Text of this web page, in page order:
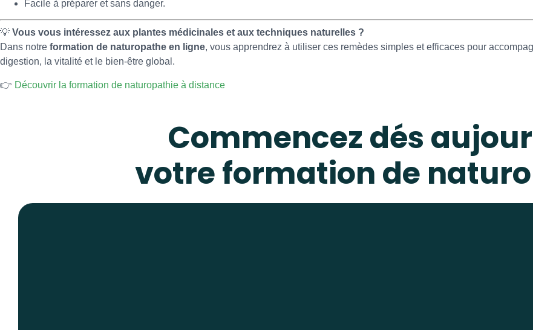
Facile à préparer et sans danger.
💡 Vous vous intéressez aux plantes médicinales et aux techniques naturelles ?
Dans notre formation de naturopathe en ligne, vous apprendrez à utiliser ces remèdes simples et efficaces pour
digestion, la vitalité et le bien-être global.
👉 Découvrir la formation de naturopathie à distance
Commencez dés
votre formation de